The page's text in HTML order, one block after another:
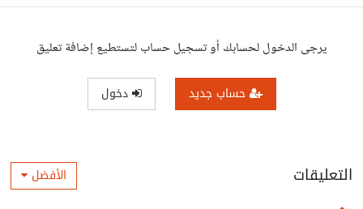
يرجى الدخول لحسابك أو تسجيل حساب لتستطيع إضافة تعليق
حساب جديد دخول
التعليقات الأفضل